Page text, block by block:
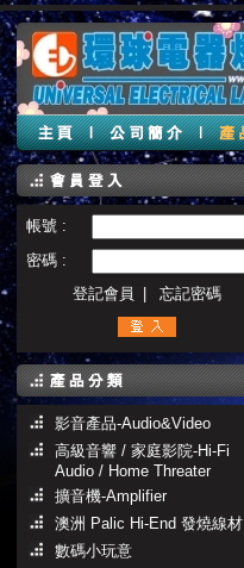
帳號 :
密碼 :
登記會員
忘記密碼
影音產品-Audio&Video
高級音響 / 家庭影院-Hi-Fi
Audio / Home Threater
擴音機-Amplifier
澳洲 Palic Hi-End 發燒線材
數碼小玩意